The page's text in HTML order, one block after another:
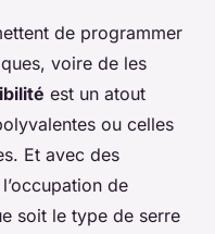
de programmer
voire de les
est un atout
ou celles
Et avec des
de
soit le type de serre